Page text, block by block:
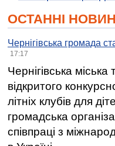
ОСТАННІ
Чернігівська громада
17:17
Чернігівська
відкритого
літніх клубів для
громадська
співпраці з